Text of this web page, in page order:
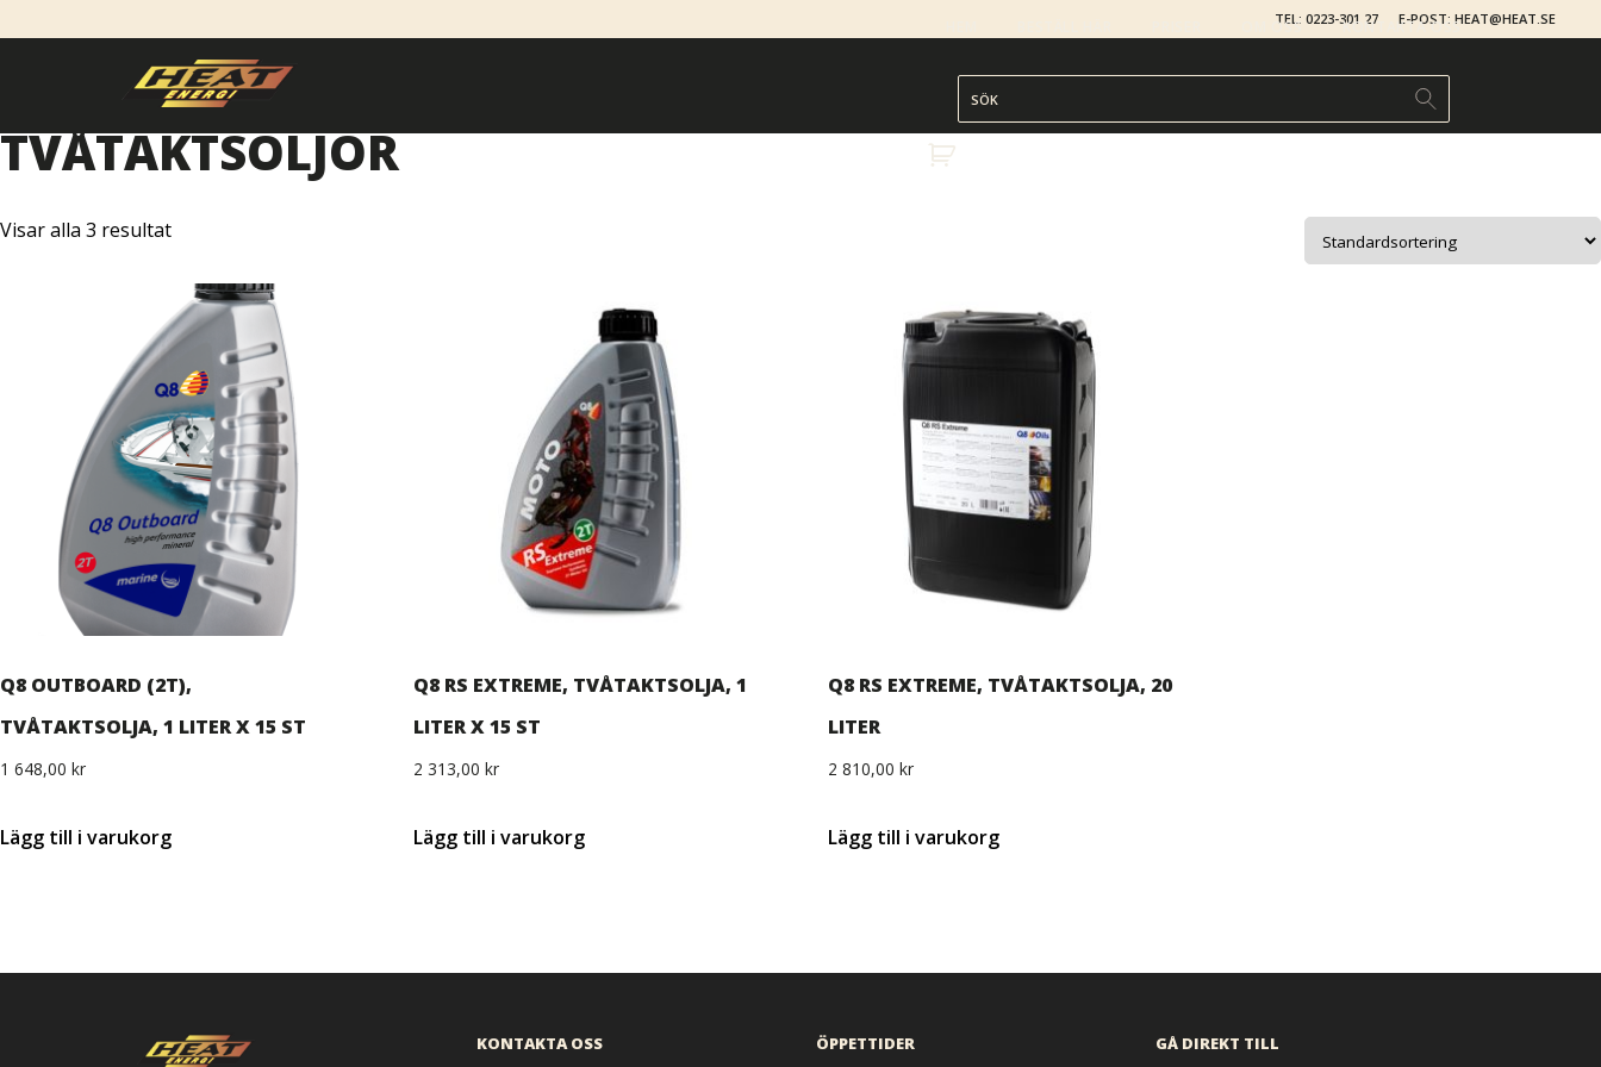
TEL: 0223-301 27 E-POST: HEAT@HEAT.SE
OM OSS KONTAKTA OSS
TVÅTAKTSOLJOR
Visar alla 3 resultat
Q8 OUTBOARD (2T),
TVÅTAKTSOLJA, 1 LITER X 15 ST
1 648,00 kr
Lägg till i varukorg
Q8 RS EXTREME, TVÅTAKTSOLJA, 1
LITER X 15 ST
2 313,00kr
Lägg till i varukorg
Q8 RS EXTREME, TVÅTAKTSOLJA, 20
LITER
2 810,00 kr
Lägg till i varukorg
KONTAKTA OSS ÖPPETTIDER GÅ DIREKT TILL